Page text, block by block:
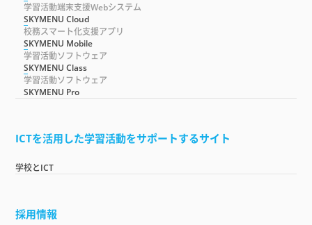
学習活動端末支援Webシステム
SKYMENU Cloud
校務スマート化支援アプリ
SKYMENU Mobile
学習活動ソフトウェア
SKYMENU Class
学習活動ソフトウェア
SKYMENU Pro
ICTを活用した学習活動をサポートするサイト
学校とICT
採用情報